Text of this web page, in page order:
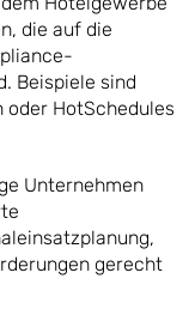
die auf die
Beispiele sind
oder HotSchedules
Unternehmen
gerecht